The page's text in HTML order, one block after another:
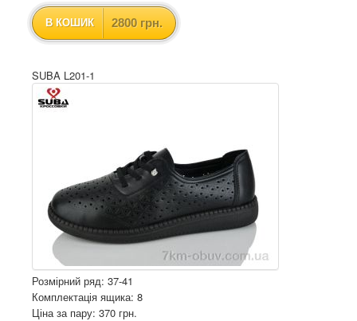
В КОШИК 2800 грн.
SUBA L201-1
Розмірний ряд: 37-41
Комплектація ящика: 8
Ціна за пару: 370 грн.